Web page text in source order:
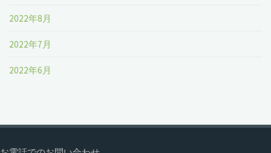
2022年8月
2022年7月
2022年6月